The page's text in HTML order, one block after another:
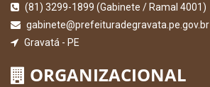
(81) 3299-1899 (Gabinete / Ramal 4001)
gabinete@prefeituradegravata.pe.gov.br
Gravatá - PE
ORGANIZACIONAL